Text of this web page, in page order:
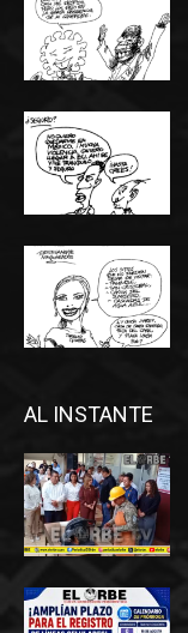
AL INSTANTE